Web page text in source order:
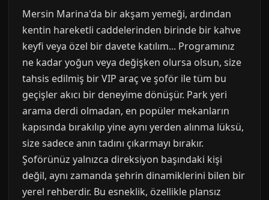
Mersin Marina'da bir akşam yemeği, ardından
kentin hareketli caddelerinden birinde bir kahve
keyfi veya özel bir davete katılım... Programınız
ne kadar yoğun veya değişken olursa olsun, size
tahsis edilmiş bir VIP araç ve şoför ile tüm bu
geçişler akıcı bir deneyime dönüşür. Park yeri
arama derdi olmadan, en popüler mekanların
kapısında bırakılıp yine aynı yerden alınma lüksü,
size sadece anın tadını çıkarmayı bırakır.
Şoförünüz yalnızca direksiyon başındaki kişi
değil, aynı zamanda şehrin dinamiklerini bilen bir
yerel rehberdir. Bu esneklik, özellikle plansız